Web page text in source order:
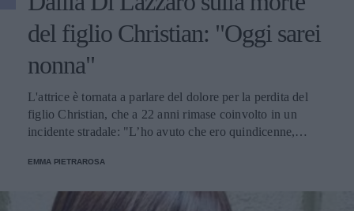
del figlio Christian: "Oggi sarei
nonna"
L'attrice è tornata a parlare del dolore per la perdita del
figlio Christian, che a 22 anni rimase coinvolto in un
incidente stradale: "L’ho avuto che ero quindicenne,
EMMA PIETRAROSA